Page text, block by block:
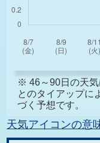
※ 46～90日の天気
とのタイアップに
づく予想です。
天気アイコンの意